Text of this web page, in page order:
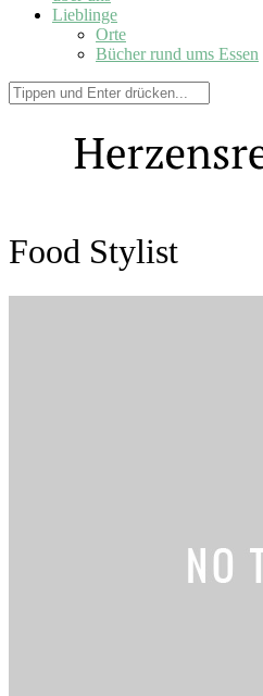
Lieblinge
Orte
Bücher rund ums Essen
Food Stylist